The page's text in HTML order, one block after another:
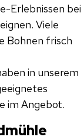
Erlebnissen bei
Viele
Bohnen frisch
in unserem
im Angebot.